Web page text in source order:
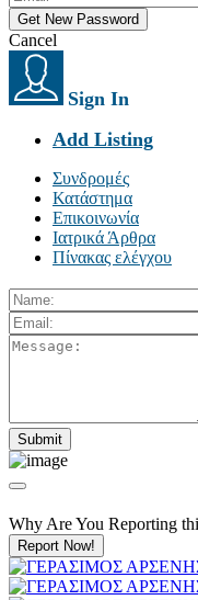
Cancel
Sign In
Add Listing
Συνδρομές
Κατάστημα
Επικοινωνία
Ιατρικά Άρθρα
Πίνακας ελέγχου
Why Are You Reporting
Report Now!